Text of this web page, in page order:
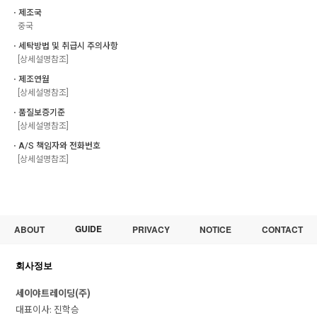
ㆍ제조국
중국
ㆍ세탁방법 및 취급시 주의사항
[상세설명참조]
ㆍ제조연월
[상세설명참조]
ㆍ품질보증기준
[상세설명참조]
ㆍA/S 책임자와 전화번호
[상세설명참조]
ABOUT GUIDE PRIVACY NOTICE CONTACT
회사정보
세이야트레이딩(주)
대표이사: 진학승